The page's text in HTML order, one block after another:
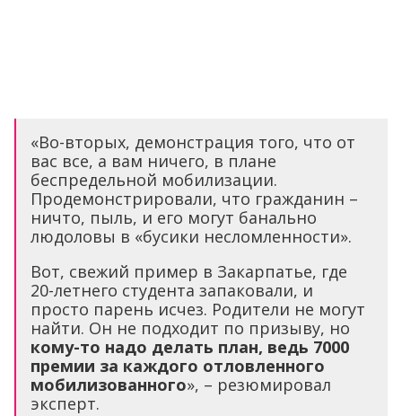
«Во-вторых, демонстрация того, что от
вас все, а вам ничего, в плане
беспредельной мобилизации.
Продемонстрировали, что гражданин –
ничто, пыль, и его могут банально
людоловы в «бусики несломленности».
Вот, свежий пример в Закарпатье, где
20-летнего студента запаковали, и
просто парень исчез. Родители не могут
найти. Он не подходит по призыву, но
кому-то надо делать план, ведь 7000
премии за каждого отловленного
мобилизованного», – резюмировал
эксперт.